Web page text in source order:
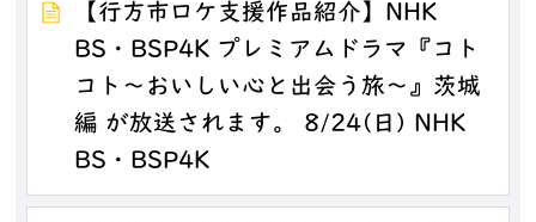
【行方市ロケ支援作品紹介】NHK
BS・BSP4K プレミアムドラマ『コト
コト～おいしい心と出会う旅～』茨城
編 が放送されます。 8/24(日) NHK
BS・BSP4K